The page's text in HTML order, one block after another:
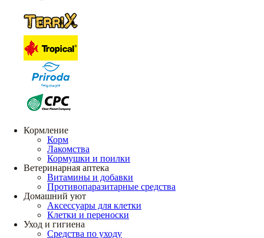
Кормление
Корм
Лакомства
Кормушки и поилки
Ветеринарная аптека
Витамины и добавки
Противопаразитарные средства
Домашний уют
Аксессуары для клетки
Клетки и переноски
Уход и гигиена
Средства по уходу